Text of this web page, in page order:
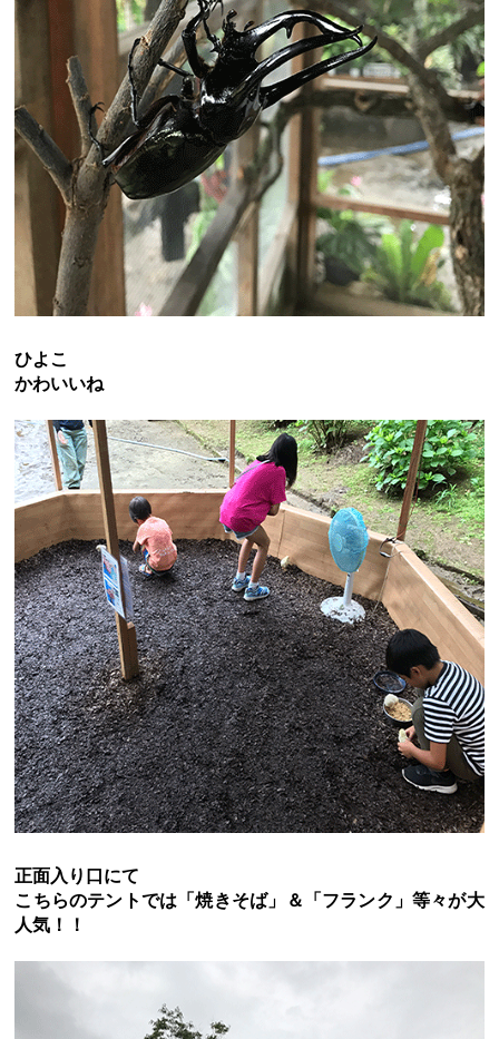
スイレン
８月１９日・２０日はあしかがフラワーパークの夏祭
スタッフ日記♡ ・フェイスブックページも是非ご覧く
ださい♡
皆様のご来園をスタッフ一同心よりお待ちしております。
次の記事